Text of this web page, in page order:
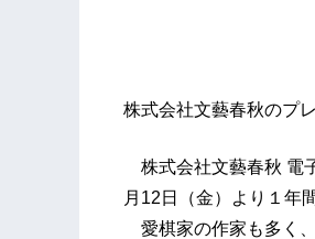
株式会社文藝春秋のプ
株式会社文藝春秋 電
月12日（金）より１年
愛棋家の作家も多く